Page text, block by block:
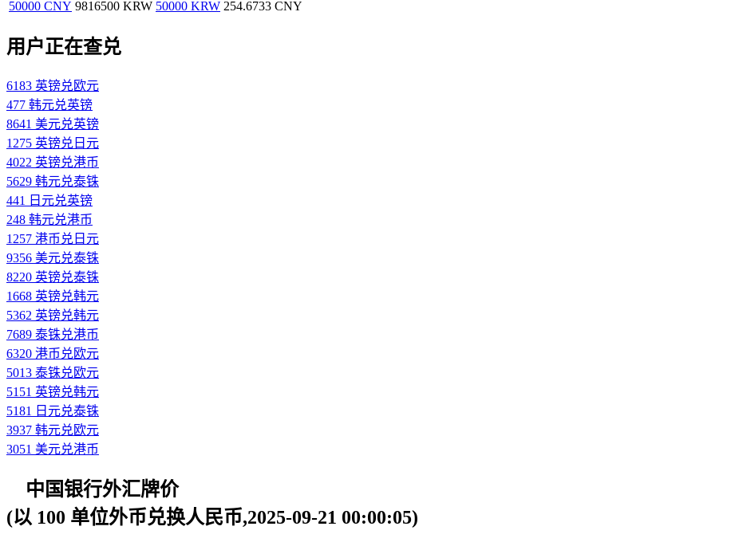
50000 CNY 9816500 KRW 50000 KRW 254.6733 CNY
用户正在查兑
6183 英镑兑欧元
477 韩元兑英镑
8641 美元兑英镑
1275 英镑兑日元
4022 英镑兑港币
5629 韩元兑泰铢
441 日元兑英镑
248 韩元兑港币
1257 港币兑日元
9356 美元兑泰铢
8220 英镑兑泰铢
1668 英镑兑韩元
5362 英镑兑韩元
7689 泰铢兑港币
6320 港币兑欧元
5013 泰铢兑欧元
5151 英镑兑韩元
5181 日元兑泰铢
3937 韩元兑欧元
3051 美元兑港币
中国银行外汇牌价
(以 100 单位外币兑换人民币,2025-09-21 00:00:05)